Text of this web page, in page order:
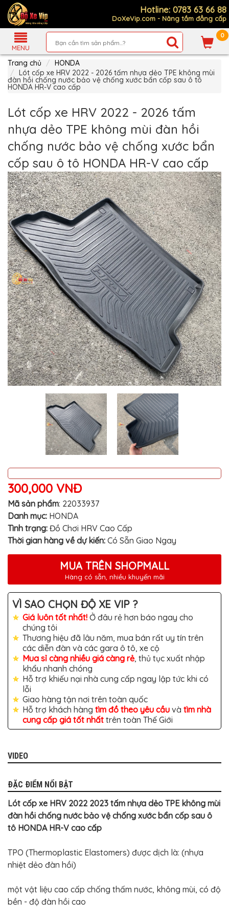
Hotline: 0783 63 66 88
DoXeVip.com - Nâng tầm đẳng cấp
MENU
0
Giới
Thiệu
Sản
Phẩm
Hướng
Mua
Hàng
Chính
Sách
Thanh
Toán
Tin
Xe
Mới
Liên
hệ
MUA
NHIỀU
NHẤT
KIA
TOYOTA
HONDA
MAZDA
SUBARU
CHEVROLET
NISSAN
VOLKSWAGEN
MERCEDES
HYUNDAI
BMW
VOLVO
SUZUKI
PORSCHE
LEXUS
MINI
COOPER
PEUGEOT
VINFAST
ĐỒ
CHƠI
Ô
TÔ
ĐỒ
CHƠI
XE
HƠI
ĐỒ
XE
HƠI
CẤP
ĐỒ
CHƠI
DÁN
DECAL
TÔ
ISUZU
Trang chủ
HONDA
Lót cốp xe HRV 2022 - 2026 tấm nhựa dẻo TPE không mùi
đàn hồi chống nước bảo vệ chống xước bẩn cốp sau ô tô
HONDA HR-V cao cấp
Lót cốp xe HRV 2022 - 2026 tấm
nhựa dẻo TPE không mùi đàn hồi
chống nước bảo vệ chống xước bẩn
cốp sau ô tô HONDA HR-V cao cấp
300,000 VNĐ
Mã sản phẩm: 22033937
Danh mục: HONDA
Tình trạng: Đồ Chơi HRV Cao Cấp
Thời gian hàng về dự kiến: Có Sẵn Giao Ngay
MUA TRÊN SHOPMALL
Hàng có sẵn, nhiều khuyến mãi
VÌ SAO CHỌN ĐỘ XE VIP ?
Giá luôn tốt nhất! Ở đâu rẻ hơn báo ngay cho
chúng tôi
Thương hiệu đã lâu năm, mua bán rất uy tín trên
các diễn đàn và các gara ô tô, xe cộ
Mua sỉ càng nhiều giá càng rẻ, thủ tục xuất nhập
khẩu nhanh chóng
Hỗ trợ khiếu nại nhà cung cấp ngay lập tức khi có
lỗi
Giao hàng tận nơi trên toàn quốc
Hỗ trợ khách hàng tìm đồ theo yêu cầu và tìm nhà
cung cấp giá tốt nhất trên toàn Thế Giới
VIDEO
ĐẶC ĐIỂM NỔI BẬT
Lót cốp xe HRV 2022 2023 tấm nhựa dẻo TPE không mùi
đàn hồi chống nước bảo vệ chống xước bẩn cốp sau ô
tô HONDA HR-V cao cấp
TPO (Thermoplastic Elastomers) được dịch là: (nhựa
nhiệt dẻo đàn hồi)
một vật liệu cao cấp chống thấm nước, không mùi, có độ
bền - độ đàn hồi cao